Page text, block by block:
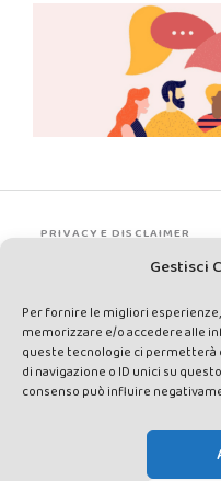
Gestisci
Per fornire le migliori
memorizzare e/o accedere alle
queste tecnologie ci
di navigazione o ID unici su
consenso può influire
PRIVACY E DISCLAIMER
rights reserved - Testata
autorizzazione n°1 del 12/